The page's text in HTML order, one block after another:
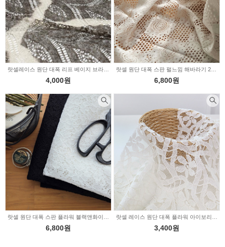
4,000원 6,800원
6,800원 3,400원